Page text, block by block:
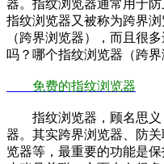
器。指纹浏览器通常用于
指纹浏览器又被称为跨界
（跨界浏览器），而且很
吗？哪个指纹浏览器（跨
免费的指纹浏览器
指纹浏览器，顾名思义
器。其实跨界浏览器、防
览器等，最重要的功能是